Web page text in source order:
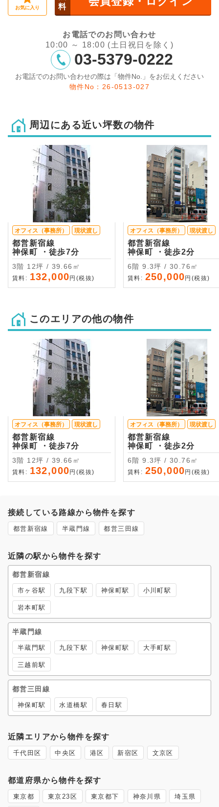
お気に入り
料
お電話でのお問い合わせ
10:00 ～ 18:00 (土日祝日を除く)
03-5379-0222
お電話でのお問い合わせの際は「物件No.」をお伝えください
物件No：26-0513-027
周辺にある近い坪数の物件
オフィス（事務所） 現状渡し
都営新宿線
神保町 ・徒歩7分
3階 12坪 / 39.66㎡
賃料: 132,000 円(税抜)
オフィス（事務所） 現状渡し
都営新宿線
神保町 ・徒歩2分
6階 9.3坪 / 30.76㎡
賃料: 250,000 円(税抜)
このエリアの他の物件
オフィス（事務所） 現状渡し
都営新宿線
神保町 ・徒歩7分
3階 12坪 / 39.66㎡
賃料: 132,000 円(税抜)
オフィス（事務所） 現状渡し
都営新宿線
神保町 ・徒歩2分
6階 9.3坪 / 30.76㎡
賃料: 250,000 円(税抜)
接続している路線から物件を探す
都営新宿線 半蔵門線 都営三田線
近隣の駅から物件を探す
都営新宿線
市ヶ谷駅 九段下駅 神保町駅 小川町駅
岩本町駅
半蔵門線
半蔵門駅 九段下駅 神保町駅 大手町駅
三越前駅
都営三田線
神保町駅 水道橋駅 春日駅
近隣エリアから物件を探す
千代田区 中央区 港区 新宿区 文京区
都道府県から物件を探す
東京都 東京23区 東京都下 神奈川県 埼玉県